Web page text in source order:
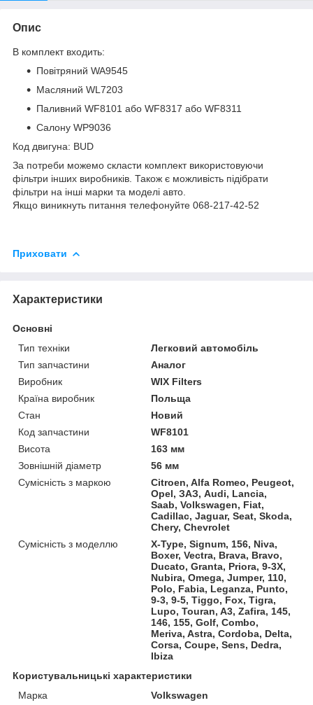
Опис
В комплект входить:
Повітряний WA9545
Масляний WL7203
Паливний WF8101 або WF8317 або WF8311
Салону WP9036
Код двигуна: BUD
За потреби можемо скласти комплект використовуючи
фільтри інших виробників. Також є можливість підібрати
фільтри на інші марки та моделі авто.
Якщо виникнуть питання телефонуйте 068-217-42-52
Приховати
Характеристики
Основні
Тип техніки
Легковий автомобіль
Тип запчастини
Аналог
Виробник
WIX Filters
Країна виробник
Польща
Стан
Новий
Код запчастини
WF8101
Висота
163 мм
Зовнішній діаметр
56 мм
Сумісність з маркою
Citroen, Alfa Romeo, Peugeot,
Opel, ЗАЗ, Audi, Lancia,
Saab, Volkswagen, Fiat,
Cadillac, Jaguar, Seat, Skoda,
Chery, Chevrolet
Сумісність з моделлю
X-Type, Signum, 156, Niva,
Boxer, Vectra, Brava, Bravo,
Ducato, Granta, Priora, 9-3X,
Nubira, Omega, Jumper, 110,
Polo, Fabia, Leganza, Punto,
9-3, 9-5, Tiggo, Fox, Tigra,
Lupo, Touran, A3, Zafira, 145,
146, 155, Golf, Combo,
Meriva, Astra, Cordoba, Delta,
Corsa, Coupe, Sens, Dedra,
Ibiza
Користувальницькі характеристики
Марка
Volkswagen